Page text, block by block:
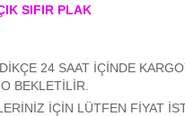
SIFIR PLAK
24 SAAT İÇİNDE
BEKLETİLİR.
İÇİN LÜTFEN FİYAT